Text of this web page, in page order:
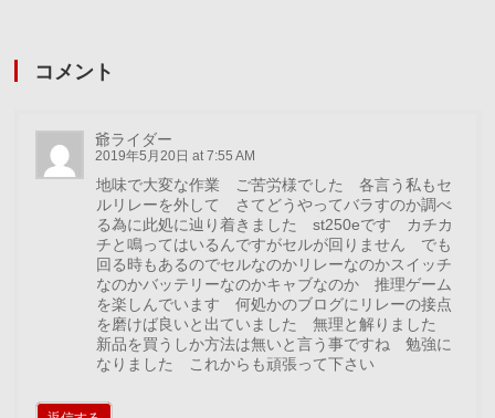
コメント
爺ライダー
2019年5月20日 at 7:55 AM
地味で大変な作業 ご苦労様でした 各言う私もセ
ルリレーを外して さてどうやってバラすのか調べ
る為に此処に辿り着きました st250eです カチカ
チと鳴ってはいるんですがセルが回りません でも
回る時もあるのでセルなのかリレーなのかスイッチ
なのかバッテリーなのかキャブなのか 推理ゲーム
を楽しんでいます 何処かのブログにリレーの接点
を磨けば良いと出ていました 無理と解りました
新品を買うしか方法は無いと言う事ですね 勉強に
なりました これからも頑張って下さい